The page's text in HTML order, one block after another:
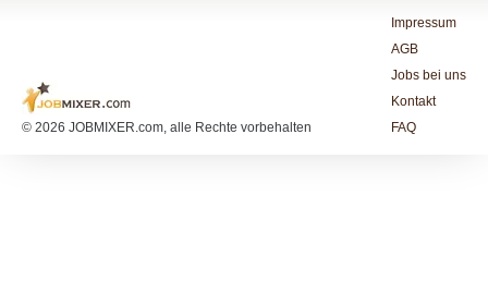
© 2026 JOBMIXER.com, alle Rechte vorbehalten
Impressum
AGB
Jobs bei uns
Kontakt
FAQ